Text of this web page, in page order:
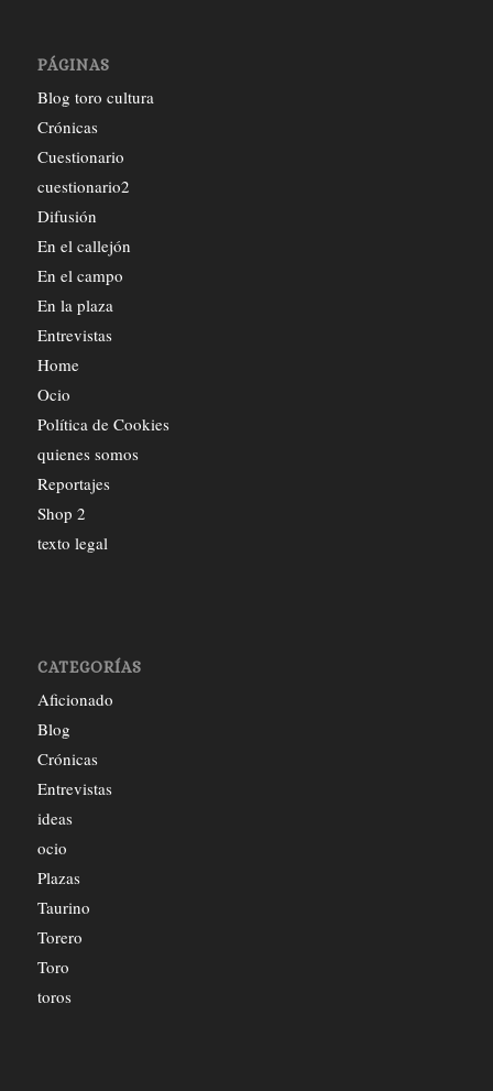
PÁGINAS
Blog toro cultura
Crónicas
Cuestionario
cuestionario2
Difusión
En el callejón
En el campo
En la plaza
Entrevistas
Home
Ocio
Política de Cookies
quienes somos
Reportajes
Shop 2
texto legal
CATEGORÍAS
Aficionado
Blog
Crónicas
Entrevistas
ideas
ocio
Plazas
Taurino
Torero
Toro
toros